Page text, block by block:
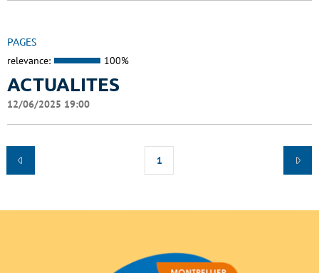
PAGES
relevance: 100%
ACTUALITES
12/06/2025 19:00
1